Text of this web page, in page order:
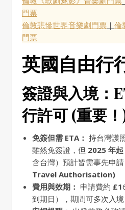
門票
倫敦悲慘世界音樂劇門票｜倫
門票
英國自由行
簽證與入境：
行許可 (重要
免簽但需 ETA： 持台灣護
雖然免簽證，但 2025 年起
含台灣）預計皆需事先申請
Travel Authorisation)
費用與效期： 申請費約 £1
到期日），期間可多次入境